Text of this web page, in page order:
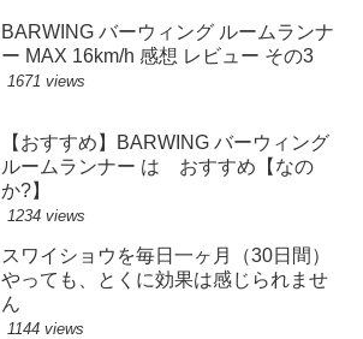
BARWING バーウィング ルームランナ
ー MAX 16km/h 感想 レビュー その3
1671 views
【おすすめ】BARWING バーウィング
ルームランナー は おすすめ【なの
か?】
1234 views
スワイショウを毎日一ヶ月（30日間）
やっても、とくに効果は感じられませ
ん
1144 views